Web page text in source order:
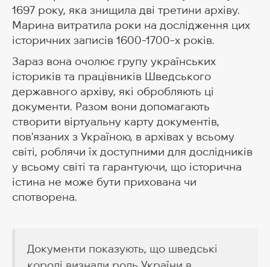
1697 року, яка знищила дві третини архіву.
Марина витратила роки на дослідження цих
історичних записів 1600-1700-х років.
Зараз вона очолює групу українських
істориків та працівників Шведського
державного архіву, які обробляють ці
документи. Разом вони допомагають
створити віртуальну карту документів,
пов'язаних з Україною, в архівах у всьому
світі, роблячи їх доступними для дослідників
у всьому світі та гарантуючи, що історична
істина не може бути прихована чи
спотворена.
Документи показують, що шведські
королі визнали роль України в